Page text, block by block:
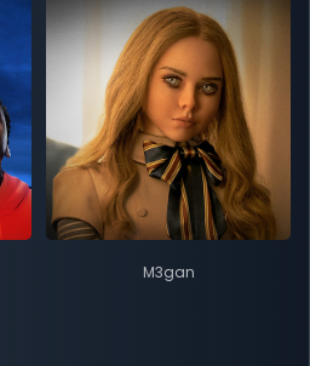
M3gan